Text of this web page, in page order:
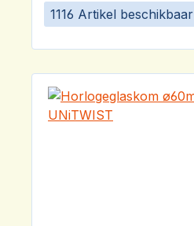
1116 Artikel beschikbaar